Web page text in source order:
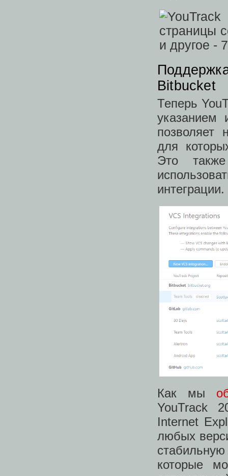
Bitbucket
Теперь
указанием
позволяет
для
Это
интеграции.
Как мы
YouTrack
Internet
любых
которые